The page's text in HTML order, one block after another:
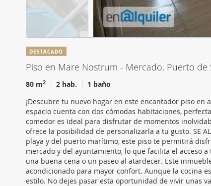
combinarla con otra
que haya hecho de sus
e
c
e
i
m
i
e
n
t
o
DESTACADO
Piso en Mare Nostrum - Mercado, Puerto de
80 m2 2 hab.
1 baño
¡Descubre tu nuevo hogar en este encantador piso
espacio cuenta con dos cómodas habitaciones,
comedor es ideal para disfrutar de momentos
ofrece la posibilidad de personalizarla a tu gusto. SE
playa y del puerto marítimo, este piso te permitirá
mercado y del ayuntamiento, lo que facilita el acceso
una buena cena o un paseo al atardecer. Este
acondicionado para mayor confort. Aunque la cocina
estilo. No dejes pasar esta oportunidad de vivir unas